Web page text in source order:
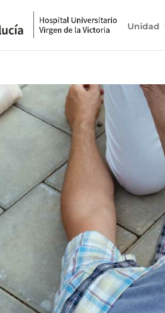
Unidad